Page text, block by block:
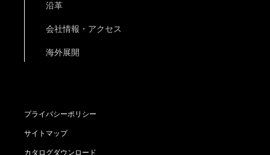
沿革
会社情報・アクセス
海外展開
プライバシーポリシー
サイトマップ
カタログダウンロード